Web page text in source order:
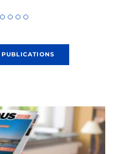
PUBLICATIONS